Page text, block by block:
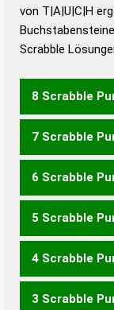
von T|A|U|C|H
Scrabble
8 Scrabble
ACHT CHAT
7 Scrabble
ACH
6 Scrabble
ACT CUT
5 Scrabble
HAUT
4 Scrabble
HAT HAU HUT
3 Scrabble